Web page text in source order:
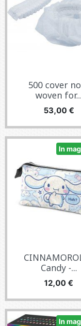
500 cover
woven for...
Prezzo
53,00 €
In
Candy -...
Prezzo
12,00 €
In